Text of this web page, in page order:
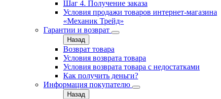
Шаг 4. Получение заказа
Условия продажи товаров интернет-магазина
«Механик Трейд»
Гарантии и возврат
Назад
Возврат товара
Условия возврата товара
Условия возврата товара с недостатками
Как получить деньги?
Информация покупателю
Назад